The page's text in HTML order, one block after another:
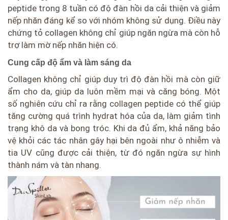
peptide trong 8 tuần có độ đàn hồi da cải thiện và giảm
nếp nhăn đáng kể so với nhóm không sử dụng. Điều này
chứng tỏ collagen không chỉ giúp ngăn ngừa mà còn hỗ
trợ làm mờ nếp nhăn hiện có.
Cung cấp độ ẩm và làm sáng da
Collagen không chỉ giúp duy trì độ đàn hồi mà còn giữ
ẩm cho da, giúp da luôn mềm mại và căng bóng. Một
số nghiên cứu chỉ ra rằng collagen peptide có thể giúp
tăng cường quá trình hydrat hóa của da, làm giảm tình
trạng khô da và bong tróc. Khi da đủ ẩm, khả năng bảo
vệ khỏi các tác nhân gây hại bên ngoài như ô nhiễm và
tia UV cũng được cải thiện, từ đó ngăn ngừa sự hình
thành nám và tàn nhang.